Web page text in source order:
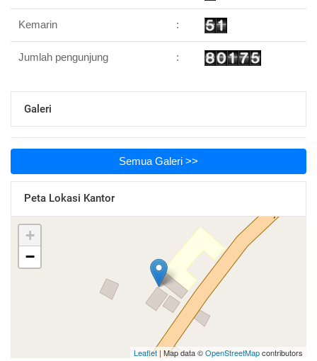
Kemarin :
Jumlah pengunjung :
Galeri
Semua Galeri >>
Peta Lokasi Kantor
+
−
Leaflet | Map data ©OpenStreetMapcontributors